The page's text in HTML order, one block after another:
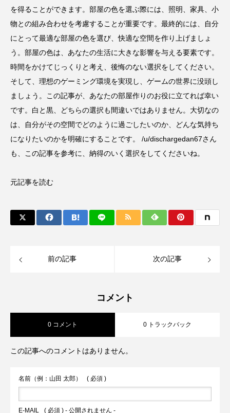
を得ることができます。部屋の色を選ぶ際には、照明、家具、小
物との組み合わせを考慮することが重要です。最終的には、自分
にとって最適な部屋の色を選び、快適な空間を作り上げましょ
う。部屋の色は、あなたの生活に大きな影響を与える要素です。
時間をかけてじっくりと考え、後悔のない選択をしてください。
そして、理想のゲーミング環境を実現し、ゲームの世界に没頭し
ましょう。この記事が、あなたの部屋作りのお役に立てれば幸い
です。白と黒、どちらの選択も間違いではありません。大切なの
は、自分がその空間でどのように過ごしたいのか、どんな気持ち
になりたいのかを明確にすることです。 /u/dischargedan67さん
も、この記事を参考に、納得のいく選択をしてくださいね。
元記事を読む
前の記事 次の記事
コメント
0 コメント 0 トラックバック
この記事へのコメントはありません。
名前（例：山田 太郎） ( 必須 )
E-MAIL ( 必須 ) - 公開されません -